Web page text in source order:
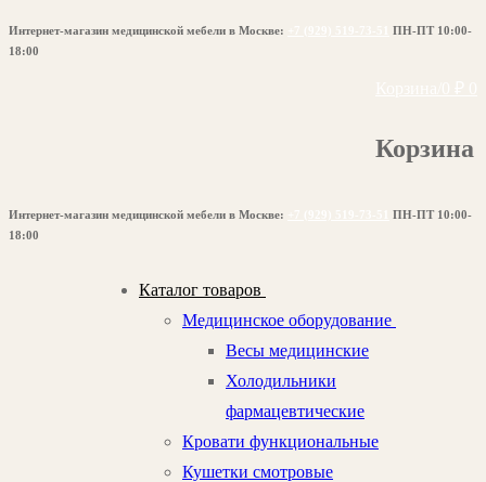
Перейти
к
Меню
Закрыть
Интернет-магазин медицинской мебели в Москве:
ПН-ПТ 10:00-
18:00
Корзина
Интернет-магазин медицинской мебели в Москве:
ПН-ПТ 10:00-
18:00
Каталог товаров
Медицинское оборудование
Весы медицинские
Холодильники
фармацевтические
Кровати функциональные
Кушетки смотровые